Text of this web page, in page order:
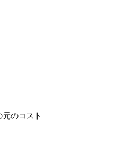
のコスト